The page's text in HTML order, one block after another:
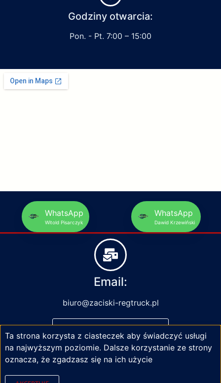
Godziny otwarcia:
Pon. - Pt. 7:00 – 15:00
WhatsApp
Witold Pisarczyk
WhatsApp
Dawid Krzewiński
Email:
biuro@zaciski-regtruck.pl
NAPISZ DO NAS
Ta strona korzysta z ciasteczek aby świadczyć usługi
na najwyższym poziomie. Dalsze korzystanie ze strony
oznacza, że zgadzasz się na ich użycie